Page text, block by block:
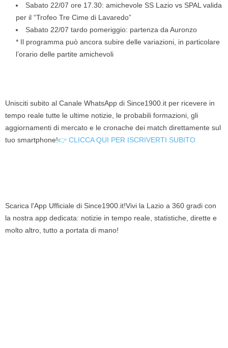
Sabato 22/07 ore 17.30: amichevole SS Lazio vs SPAL valida
per il “Trofeo Tre Cime di Lavaredo”
Sabato 22/07 tardo pomeriggio: partenza da Auronzo
* Il programma può ancora subire delle variazioni, in particolare
l’orario delle partite amichevoli
Unisciti subito al Canale WhatsApp di Since1900.it per ricevere in
tempo reale tutte le ultime notizie, le probabili formazioni, gli
aggiornamenti di mercato e le cronache dei match direttamente sul
tuo smartphone!👉 CLICCA QUI PER ISCRIVERTI SUBITO
Scarica l'App Ufficiale di Since1900.it!Vivi la Lazio a 360 gradi con
la nostra app dedicata: notizie in tempo reale, statistiche, dirette e
molto altro, tutto a portata di mano!